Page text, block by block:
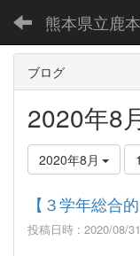
熊本県立鹿
ブログ
2020年8
2020年8月
【３学年総合
投稿日時 : 2020/08/31